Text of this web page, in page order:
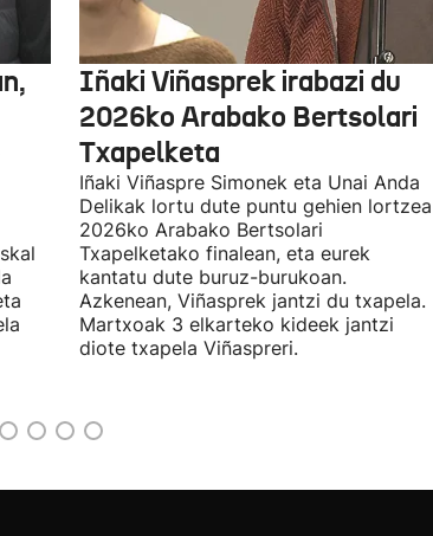
Iñaki Viñasprek irabazi du
2026ko Arabako Bertsolari
Txapelketa
Iñaki Viñaspre Simonek eta Unai Anda
Delikak lortu dute puntu gehien lortzea
2026ko Arabako Bertsolari
Txapelketako finalean, eta eurek
kantatu dute buruz-burukoan.
Azkenean, Viñasprek jantzi du txapela.
Martxoak 3 elkarteko kideek jantzi
diote txapela Viñaspreri.